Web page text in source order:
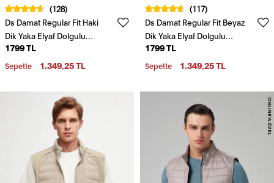
(128)
Ds Damat Regular Fit Haki
Dik Yaka Elyaf Dolgulu
Mevsimlik Fermuarlı Şişme
Yelek Mont
1799 TL
Sepette 1.349,25 TL
(117)
Ds Damat Regular Fit Beyaz
Dik Yaka Elyaf Dolgulu
Mevsimlik Fermuarlı Şişme
Yelek Mont
1799 TL
Sepette 1.349,25 TL